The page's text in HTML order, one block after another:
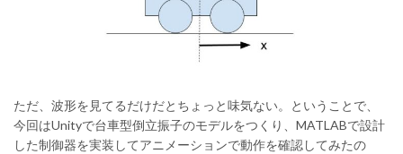
ただ、波形を見てるだけだとちょっと味気ない。ということで、
今回はUnityで台車型倒立振子のモデルをつくり、MATLABで設計
した制御器を実装してアニメーションで動作を確認してみたの